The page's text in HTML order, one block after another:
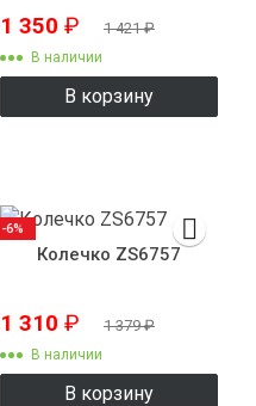
1 350 ₽ 1 421₽
В наличии
В корзину
Колечко ZS6757
1 310 ₽ 1 379₽
В наличии
В корзину
-6%